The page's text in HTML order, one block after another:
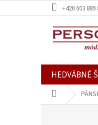
na
+420 603 889
HEDVÁBNÉ
Domů